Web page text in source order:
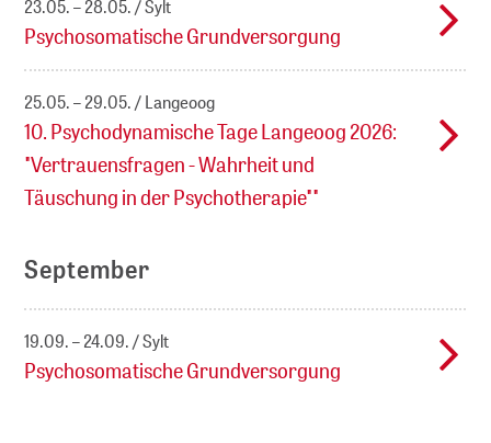
23.05. – 28.05. Sylt
Psychosomatische Grundversorgung
25.05. – 29.05. Langeoog
10. Psychodynamische Tage Langeoog 2026:
"Vertrauensfragen - Wahrheit und
Täuschung in der Psychotherapie""
September
19.09. – 24.09. Sylt
Psychosomatische Grundversorgung